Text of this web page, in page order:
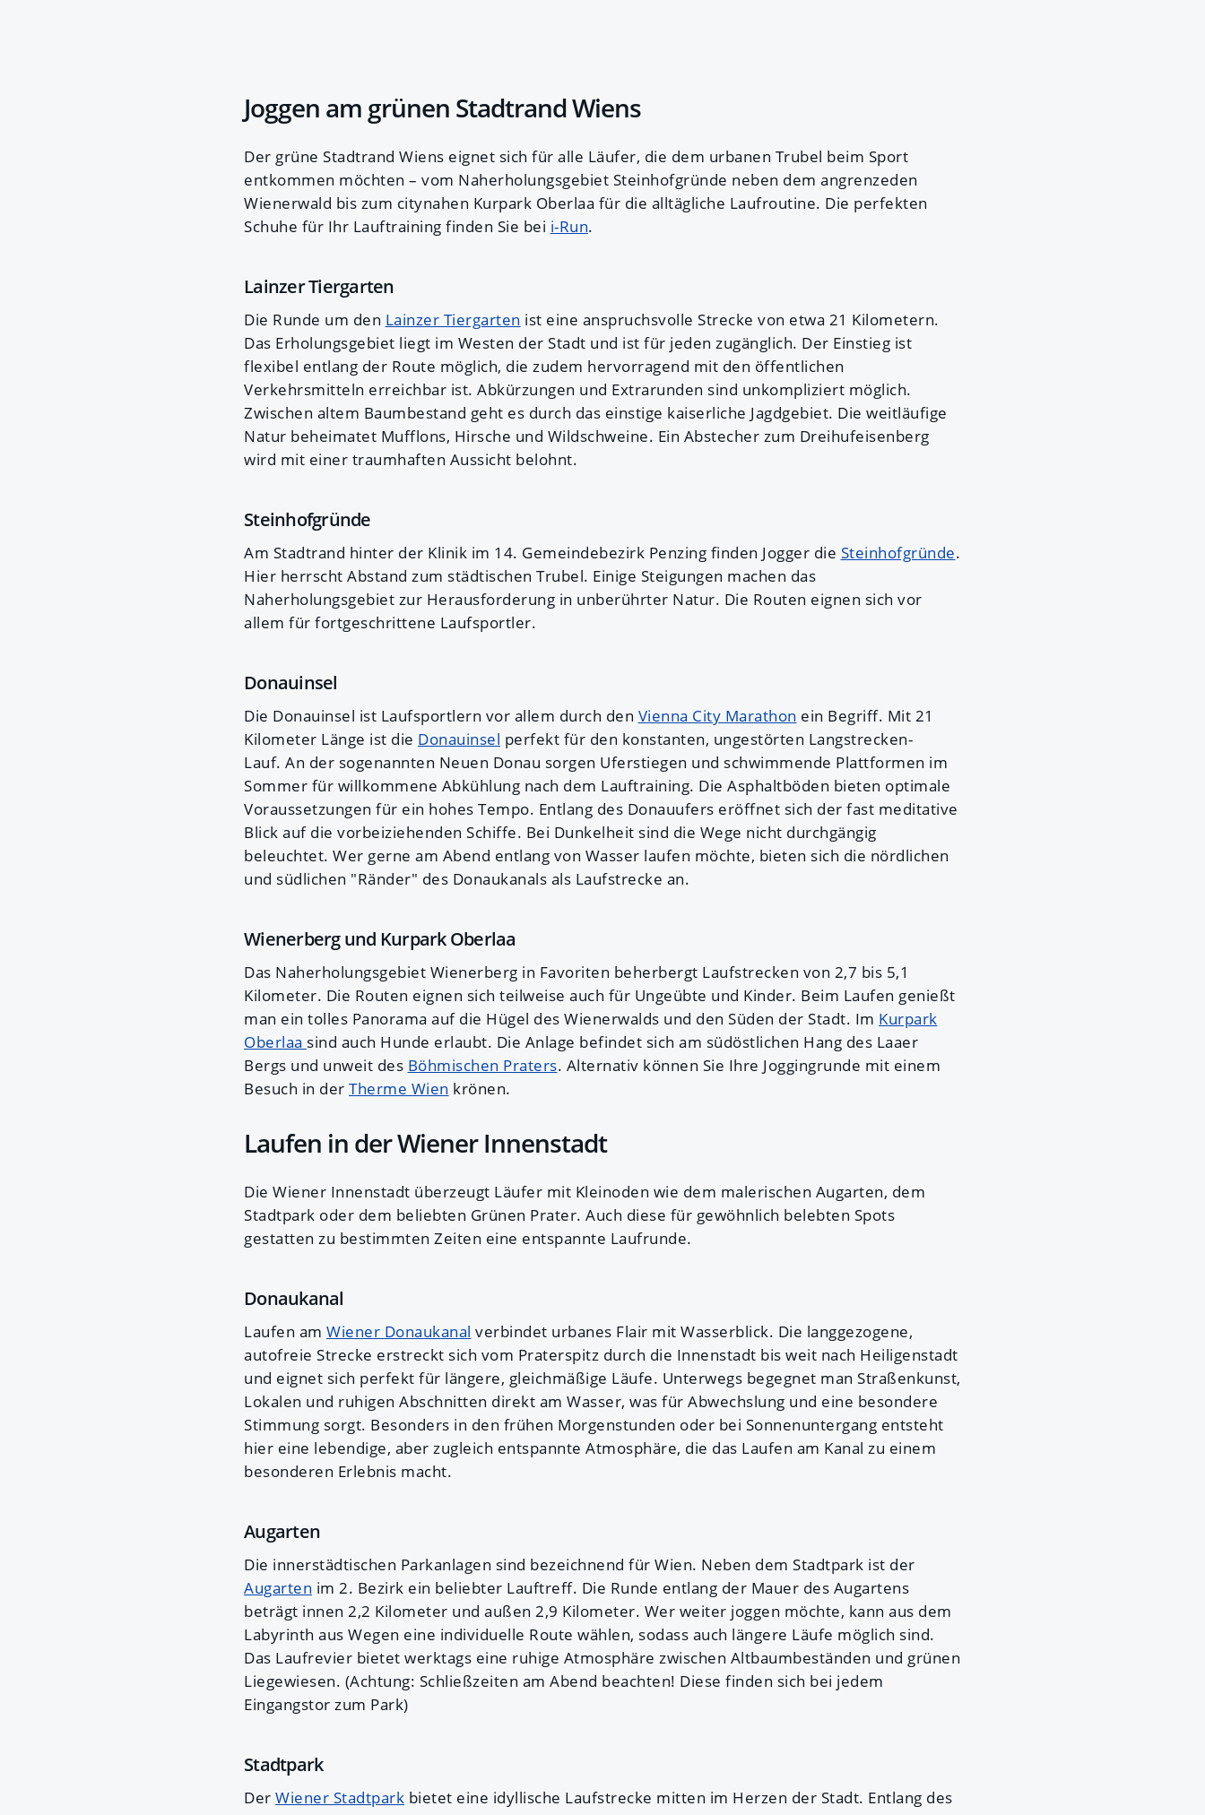
Joggen am grünen Stadtrand Wiens
Der grüne Stadtrand Wiens eignet sich für alle Läufer, die dem urbanen Trubel beim Sport
entkommen möchten – vom Naherholungsgebiet Steinhofgründe neben dem angrenzeden
Wienerwald bis zum citynahen Kurpark Oberlaa für die alltägliche Laufroutine. Die perfekten
Schuhe für Ihr Lauftraining finden Sie bei i-Run.
Lainzer Tiergarten
Die Runde um den Lainzer Tiergarten ist eine anspruchsvolle Strecke von etwa 21 Kilometern.
Das Erholungsgebiet liegt im Westen der Stadt und ist für jeden zugänglich. Der Einstieg ist
flexibel entlang der Route möglich, die zudem hervorragend mit den öffentlichen
Verkehrsmitteln erreichbar ist. Abkürzungen und Extrarunden sind unkompliziert möglich.
Zwischen altem Baumbestand geht es durch das einstige kaiserliche Jagdgebiet. Die weitläufige
Natur beheimatet Mufflons, Hirsche und Wildschweine. Ein Abstecher zum Dreihufeisenberg
wird mit einer traumhaften Aussicht belohnt.
Steinhofgründe
Am Stadtrand hinter der Klinik im 14. Gemeindebezirk Penzing finden Jogger die Steinhofgründe.
Hier herrscht Abstand zum städtischen Trubel. Einige Steigungen machen das
Naherholungsgebiet zur Herausforderung in unberührter Natur. Die Routen eignen sich vor
allem für fortgeschrittene Laufsportler.
Donauinsel
Die Donauinsel ist Laufsportlern vor allem durch den Vienna City Marathon ein Begriff. Mit 21
Kilometer Länge ist die Donauinsel perfekt für den konstanten, ungestörten Langstrecken-
Lauf. An der sogenannten Neuen Donau sorgen Uferstiegen und schwimmende Plattformen im
Sommer für willkommene Abkühlung nach dem Lauftraining. Die Asphaltböden bieten optimale
Voraussetzungen für ein hohes Tempo. Entlang des Donauufers eröffnet sich der fast meditative
Blick auf die vorbeiziehenden Schiffe. Bei Dunkelheit sind die Wege nicht durchgängig
beleuchtet. Wer gerne am Abend entlang von Wasser laufen möchte, bieten sich die nördlichen
und südlichen "Ränder" des Donaukanals als Laufstrecke an.
Wienerberg und Kurpark Oberlaa
Das Naherholungsgebiet Wienerberg in Favoriten beherbergt Laufstrecken von 2,7 bis 5,1
Kilometer. Die Routen eignen sich teilweise auch für Ungeübte und Kinder. Beim Laufen genießt
man ein tolles Panorama auf die Hügel des Wienerwalds und den Süden der Stadt. Im Kurpark
Oberlaa sind auch Hunde erlaubt. Die Anlage befindet sich am südöstlichen Hang des Laaer
Bergs und unweit des Böhmischen Praters. Alternativ können Sie Ihre Joggingrunde mit einem
Besuch in der Therme Wien krönen.
Laufen in der Wiener Innenstadt
Die Wiener Innenstadt überzeugt Läufer mit Kleinoden wie dem malerischen Augarten, dem
Stadtpark oder dem beliebten Grünen Prater. Auch diese für gewöhnlich belebten Spots
gestatten zu bestimmten Zeiten eine entspannte Laufrunde.
Donaukanal
Laufen am Wiener Donaukanal verbindet urbanes Flair mit Wasserblick. Die langgezogene,
autofreie Strecke erstreckt sich vom Praterspitz durch die Innenstadt bis weit nach Heiligenstadt
und eignet sich perfekt für längere, gleichmäßige Läufe. Unterwegs begegnet man Straßenkunst,
Lokalen und ruhigen Abschnitten direkt am Wasser, was für Abwechslung und eine besondere
Stimmung sorgt. Besonders in den frühen Morgenstunden oder bei Sonnenuntergang entsteht
hier eine lebendige, aber zugleich entspannte Atmosphäre, die das Laufen am Kanal zu einem
besonderen Erlebnis macht.
Augarten
Die innerstädtischen Parkanlagen sind bezeichnend für Wien. Neben dem Stadtpark ist der
Augarten im 2. Bezirk ein beliebter Lauftreff. Die Runde entlang der Mauer des Augartens
beträgt innen 2,2 Kilometer und außen 2,9 Kilometer. Wer weiter joggen möchte, kann aus dem
Labyrinth aus Wegen eine individuelle Route wählen, sodass auch längere Läufe möglich sind.
Das Laufrevier bietet werktags eine ruhige Atmosphäre zwischen Altbaumbeständen und grünen
Liegewiesen. (Achtung: Schließzeiten am Abend beachten! Diese finden sich bei jedem
Eingangstor zum Park)
Stadtpark
Der Wiener Stadtpark bietet eine idyllische Laufstrecke mitten im Herzen der Stadt. Entlang des